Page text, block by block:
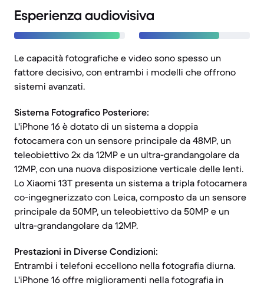
Esperienza audiovisiva
Le capacità fotografiche e video sono spesso un
fattore decisivo, con entrambi i modelli che offrono
sistemi avanzati.
Sistema Fotografico Posteriore:
L'iPhone 16 è dotato di un sistema a doppia
fotocamera con un sensore principale da 48MP, un
teleobiettivo 2x da 12MP e un ultra-grandangolare da
12MP, con una nuova disposizione verticale delle lenti.
Lo Xiaomi 13T presenta un sistema a tripla fotocamera
co-ingegnerizzato con Leica, composto da un sensore
principale da 50MP, un teleobiettivo da 50MP e un
ultra-grandangolare da 12MP.
Prestazioni in Diverse Condizioni:
Entrambi i telefoni eccellono nella fotografia diurna.
L'iPhone 16 offre miglioramenti nella fotografia in